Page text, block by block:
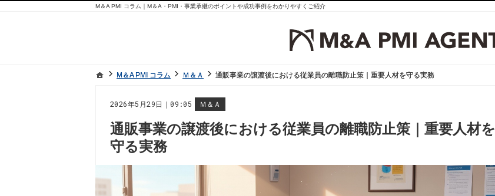
ホームM＆A PMI コラム Ｍ＆Ａ 通販事業の譲渡後における従業員の離職防止策｜重要人材を守る実務
2026年5月29日｜09:05 Ｍ＆Ａ
通販事業の譲渡後における従業員の離職防止策｜重要人材を
守る実務
M＆A PMI コラム｜M＆A・PMI・事業承継のポイントや成功事例をわかりやすくご紹介
ホームM＆A PMI コラム Ｍ＆Ａ 通販事業の譲渡後における従業員の離職防止策｜重要人材を守る実務